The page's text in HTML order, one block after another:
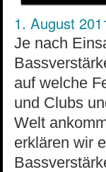
1. August
Je nach
auf welche
und Clubs
Welt
erklären wir